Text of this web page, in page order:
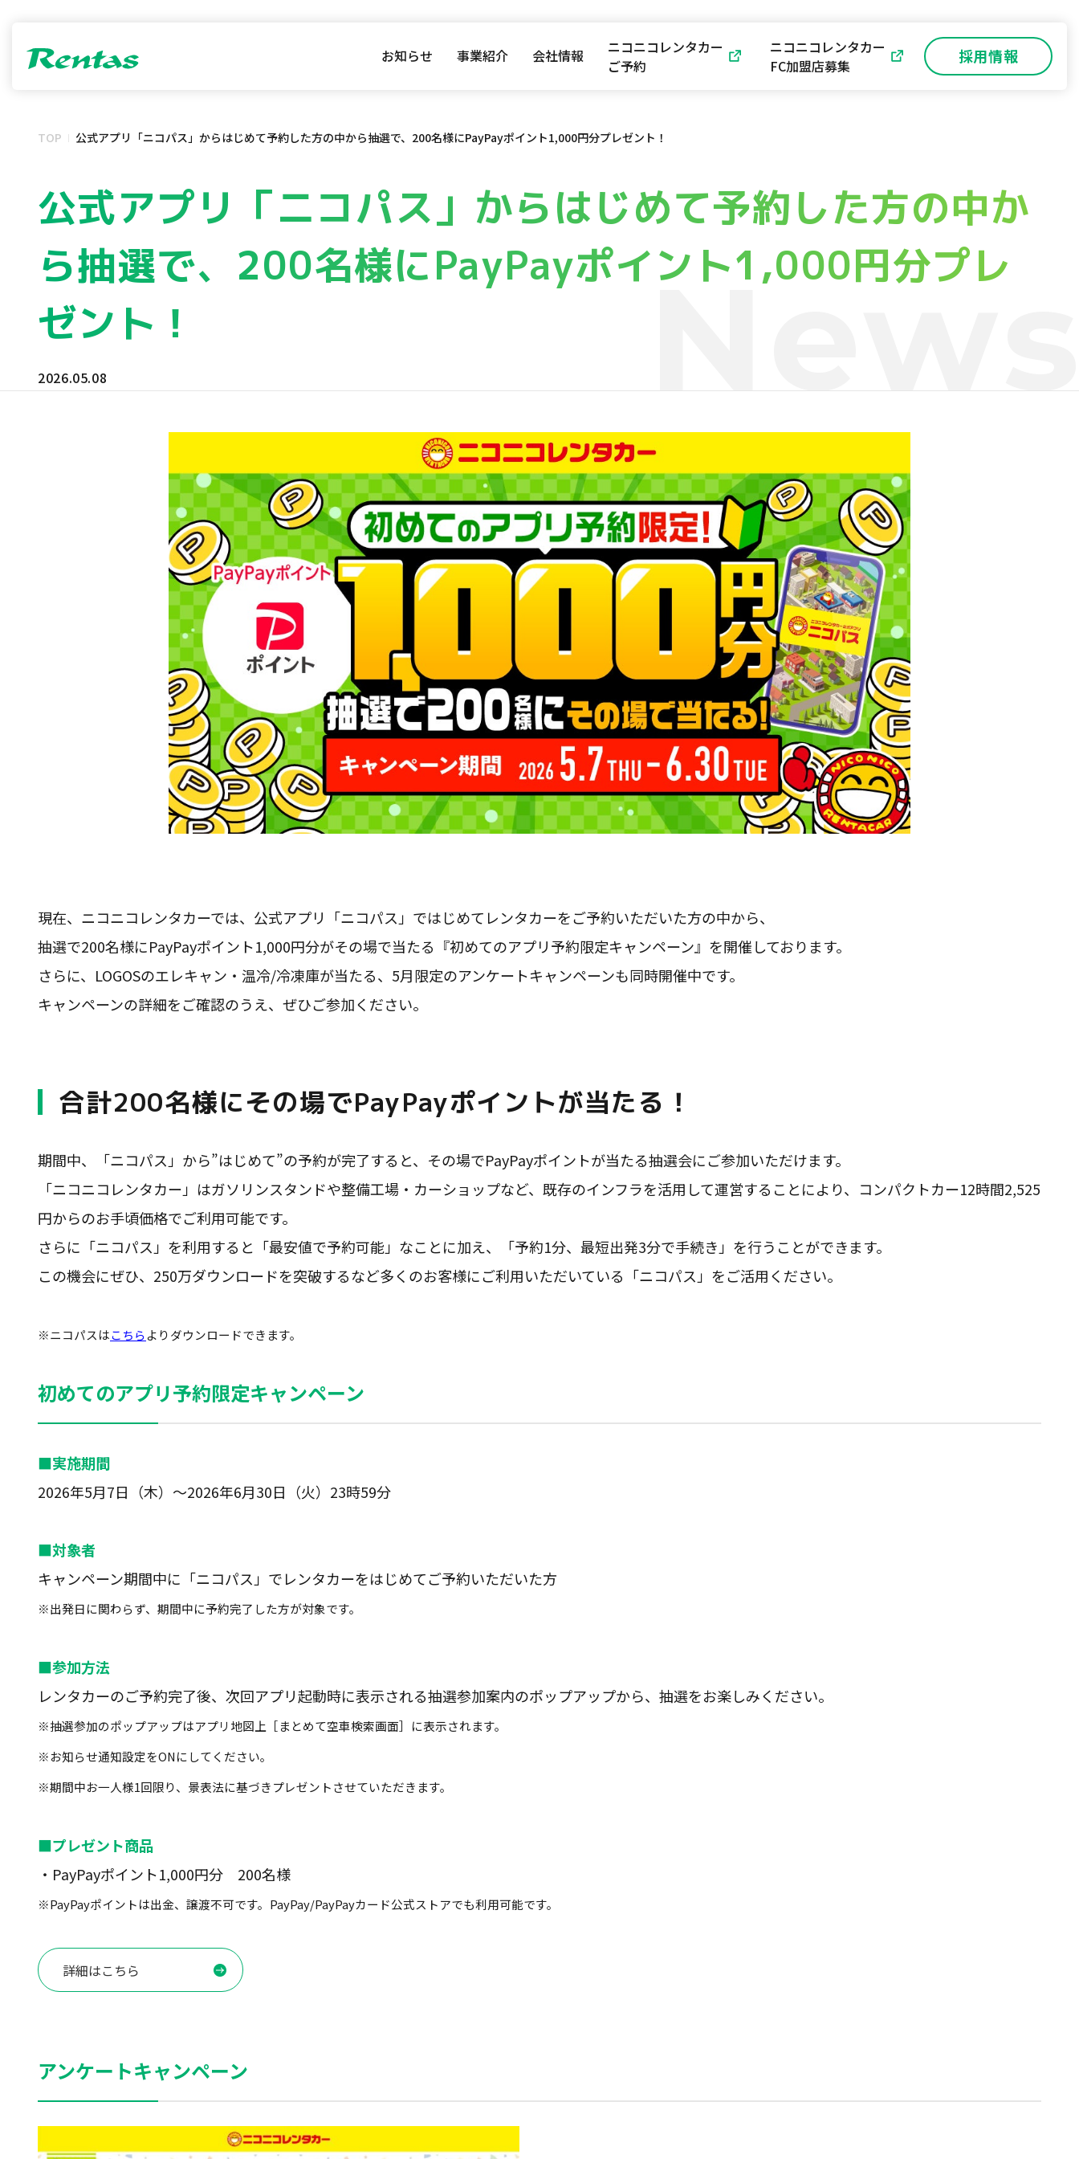
採用情報
お知らせ 事業紹介 会社情報
ニコニコレンタカー
ご予約
ニコニコレンタカー
FC加盟店募集
TOP 公式アプリ「ニコパス」からはじめて予約した方の中から抽選で、200名様にPayPayポイント1,000円分プレゼント！
公式アプリ「ニコパス」からはじめて予約した方の中か
ら抽選で、200名様にPayPayポイント1,000円分プレ
ゼント！
2026.05.08
現在、ニコニコレンタカーでは、公式アプリ「ニコパス」ではじめてレンタカーをご予約いただいた方の中から、
抽選で200名様にPayPayポイント1,000円分がその場で当たる『初めてのアプリ予約限定キャンペーン』を開催しております。
さらに、LOGOSのエレキャン・温冷/冷凍庫が当たる、5月限定のアンケートキャンペーンも同時開催中です。
キャンペーンの詳細をご確認のうえ、ぜひご参加ください。
合計200名様にその場でPayPayポイントが当たる！
期間中、「ニコパス」から”はじめて”の予約が完了すると、その場でPayPayポイントが当たる抽選会にご参加いただけます。
「ニコニコレンタカー」はガソリンスタンドや整備工場・カーショップなど、既存のインフラを活用して運営することにより、コンパクトカー12時間2,525
円からのお手頃価格でご利用可能です。
さらに「ニコパス」を利用すると「最安値で予約可能」なことに加え、「予約1分、最短出発3分で手続き」を行うことができます。
この機会にぜひ、250万ダウンロードを突破するなど多くのお客様にご利用いただいている「ニコパス」をご活用ください。
※ニコパスはこちらよりダウンロードできます。
初めてのアプリ予約限定キャンペーン
■実施期間
2026年5月7日（木）～2026年6月30日（火）23時59分
■対象者
キャンペーン期間中に「ニコパス」でレンタカーをはじめてご予約いただいた方
※出発日に関わらず、期間中に予約完了した方が対象です。
■参加方法
レンタカーのご予約完了後、次回アプリ起動時に表示される抽選参加案内のポップアップから、抽選をお楽しみください。
※抽選参加のポップアップはアプリ地図上［まとめて空車検索画面］に表示されます。
※お知らせ通知設定をONにしてください。
※期間中お一人様1回限り、景表法に基づきプレゼントさせていただきます。
■プレゼント商品
・PayPayポイント1,000円分 200名様
※PayPayポイントは出金、譲渡不可です。PayPay/PayPayカード公式ストアでも利用可能です。
詳細はこちら
アンケートキャンペーン